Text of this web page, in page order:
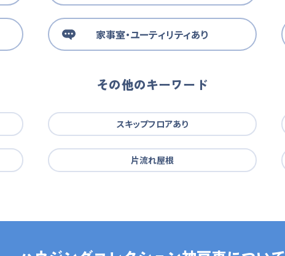
家事室・ユーティリティあり
その他のキーワード
スキップフロアあり
片流れ屋根